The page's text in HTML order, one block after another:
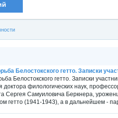
Белостокского гетто. Записки
Белостокского гетто. Записки
филологических наук,
Сергея Самуиловича Беркнера,
гетто (1941-1943), а в дальнейшем -